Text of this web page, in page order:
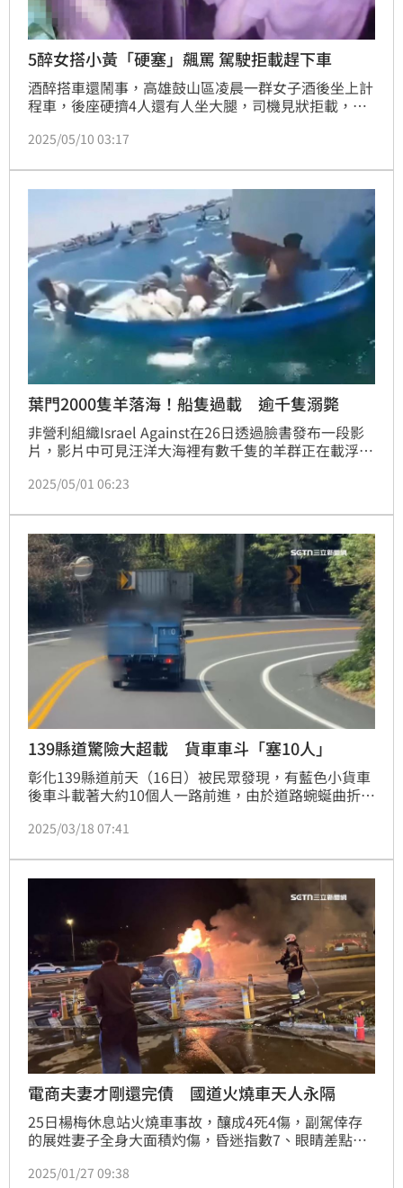
5醉女搭小黃「硬塞」飆罵 駕駛拒載趕下車
酒醉搭車還鬧事，高雄鼓山區凌晨一群女子酒後坐上計
程車，後座硬擠4人還有人坐大腿，司機見狀拒載，女
場飆罵三字經。
2025/05/10 03:17
葉門2000隻羊落海！船隻過載 逾千隻溺斃
非營利組織Israel Against在26日透過臉書發布一段影
片，影片中可見汪洋大海裡有數千隻的羊群正在載浮載
木板，但還是有超過千隻的羊成為海中亡魂。
2025/05/01 06:23
139縣道驚險大超載 貨車車斗「塞10人」
彰化139縣道前天（16日）被民眾發現，有藍色小貨車
後車斗載著大約10個人一路前進，由於道路蜿蜒曲折又
就不能載人；警方表示，可處罰3000元至1萬8000元。
2025/03/18 07:41
電商夫妻才剛還完債 國道火燒車天人永隔
25日楊梅休息站火燒車事故，釀成4死4傷，副駕倖存
的展姓妻子全身大面積灼傷，昏迷指數7、眼睛差點失
當中。根據了解，死者跟太太結婚10多年，感情甜蜜，
2025/01/27 09:38